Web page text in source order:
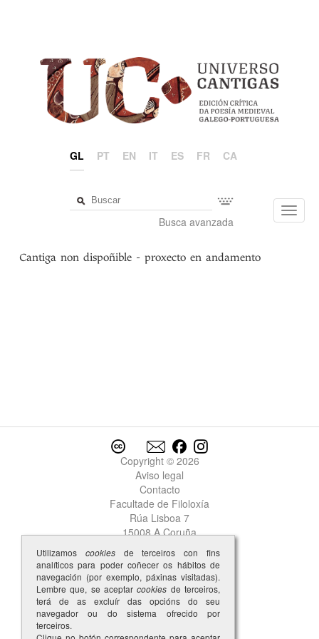
GL PT EN IT ES FR CA
Busca avanzada
Cantiga non dispoñible - proxecto en andamento
Copyright © 2026
Aviso legal
Contacto
Facultade de Filoloxía
Rúa Lisboa 7
15008 A Coruña
Utilizamos cookiesde terceiros con fins
analíticos para poder coñecer os hábitos de
navegación (por exemplo, páxinas visitadas).
Lembre que, se aceptarcookies de terceiros,
terá de as excluír das opcións do seu
navegador ou do sistema ofrecido por
terceiros.